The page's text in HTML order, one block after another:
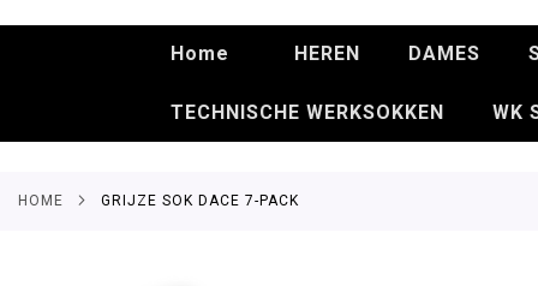
Home HEREN DAMES
TECHNISCHE WERKSOKKEN WK
HOME GRIJZE SOK DACE 7-PACK